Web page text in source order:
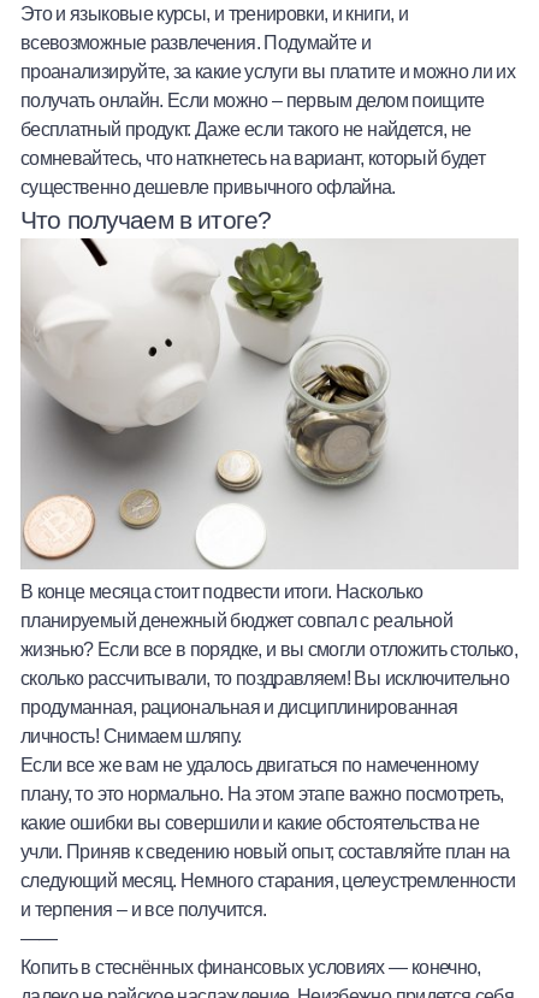
Это и языковые курсы, и тренировки, и книги, и
всевозможные развлечения. Подумайте и
проанализируйте, за какие услуги вы платите и можно ли их
получать онлайн. Если можно – первым делом поищите
бесплатный продукт. Даже если такого не найдется, не
сомневайтесь, что наткнетесь на вариант, который будет
существенно дешевле привычного офлайна.
Что получаем в итоге?
В конце месяца стоит подвести итоги. Насколько
планируемый денежный бюджет совпал с реальной
жизнью? Если все в порядке, и вы смогли отложить столько,
сколько рассчитывали, то поздравляем! Вы исключительно
продуманная, рациональная и дисциплинированная
личность! Снимаем шляпу.
Если все же вам не удалось двигаться по намеченному
плану, то это нормально. На этом этапе важно посмотреть,
какие ошибки вы совершили и какие обстоятельства не
учли. Приняв к сведению новый опыт, составляйте план на
следующий месяц. Немного старания, целеустремленности
и терпения – и все получится.
——
Копить в стеснённых финансовых условиях — конечно,